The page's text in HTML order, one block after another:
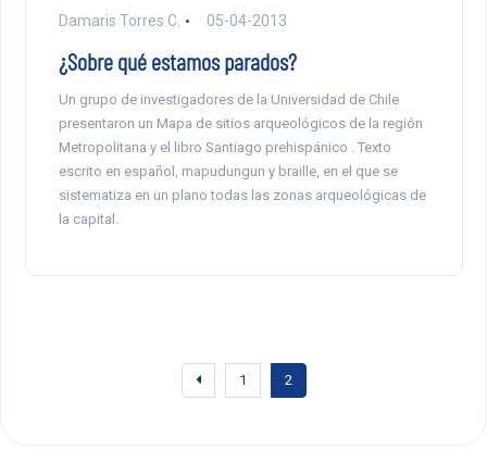
Damaris Torres C. 05-04-2013
¿Sobre qué estamos parados?
Un grupo de investigadores de la Universidad de Chile
presentaron un Mapa de sitios arqueológicos de la región
Metropolitana y el libro Santiago prehispánico . Texto
escrito en español, mapudungun y braille, en el que se
sistematiza en un plano todas las zonas arqueológicas de
la capital.
1 2